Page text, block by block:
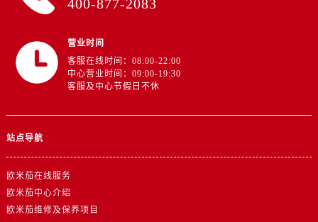
400-877-2083
营业时间
客服在线时间：08:00-22:00
中心营业时间：09:00-19:30
客服及中心节假日不休
站点导航
欧米茄在线服务
欧米茄中心介绍
欧米茄维修及保养项目